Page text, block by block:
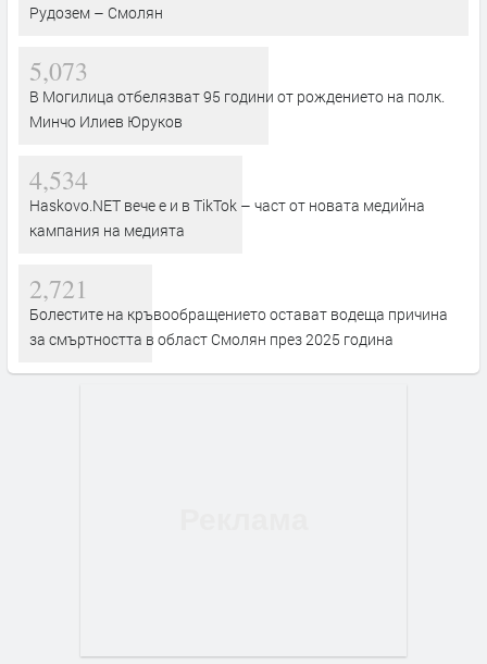
Рудозем – Смолян
5,073
В Могилица отбелязват 95 години от рождението на полк.
Минчо Илиев Юруков
4,534
Haskovo.NET вече е и в TikTok – част от новата медийна
кампания на медията
2,721
Болестите на кръвообращението остават водеща причина
за смъртността в област Смолян през 2025 година